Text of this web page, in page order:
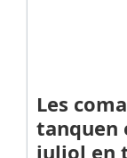
Les
tanquen
juliol en